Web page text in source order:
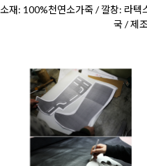
소재: 100%천연소가죽 / 깔창: 라텍
국 / 제